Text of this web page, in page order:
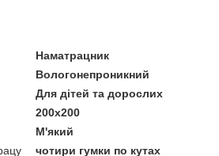
Наматрацник
Вологонепроникний
Для дітей та дорослих
200x200
М'який
чотири гумки по кутах